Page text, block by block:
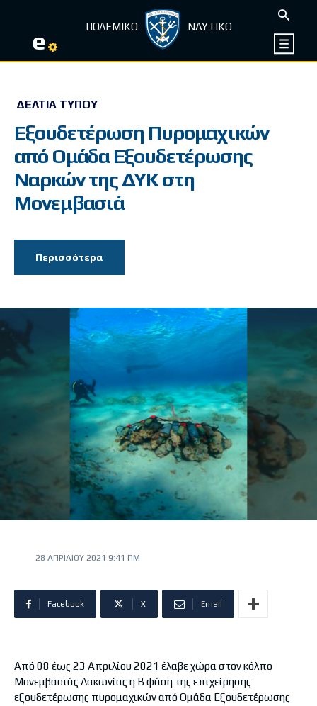
e ΠΟΛΕΜΙΚΟ ΝΑΥΤΙΚΟ
ΔΕΛΤΊΑ ΤΎΠΟΥ
Εξουδετέρωση Πυρομαχικών
από Ομάδα Εξουδετέρωσης
Ναρκών της ΔΥΚ στη
Μονεμβασιά
Περισσότερα
28 ΑΠΡΙΛΊΟΥ 2021 9:41 ΠΜ
Facebook X Email
Από 08 έως 23 Απριλίου 2021 έλαβε χώρα στον κόλπο
Μονεμβασιάς Λακωνίας η Β΄ φάση της επιχείρησης
εξουδετέρωσης πυρομαχικών από Ομάδα Εξουδετέρωσης